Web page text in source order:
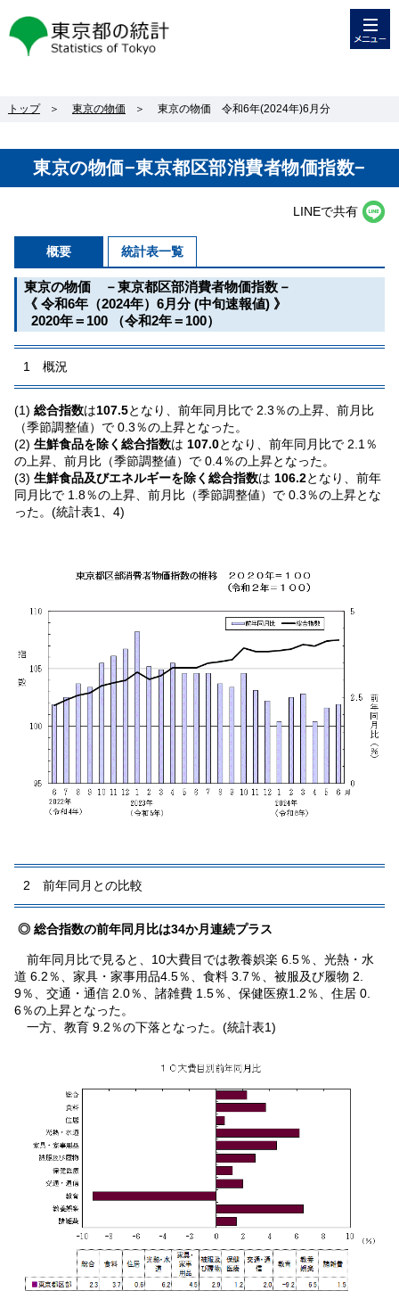
東京都の統計
トップ ＞ 東京の物価 ＞ 東京の物価 令和6年(2024年)6月分
東京の物価−東京都区部消費者物価指数−
LINEで共有
概要 統計表一覧
東京の物価 －東京都区部消費者物価指数－
《 令和6年（2024年）6月分 (中旬速報値) 》
2020年＝100 （令和2年＝100）
1 概況
(1) 総合指数は107.5となり、前年同月比で 2.3％の上昇、前月比
（季節調整値）で 0.3％の上昇となった。
(2) 生鮮食品を除く総合指数は 107.0となり、前年同月比で 2.1％
の上昇、前月比（季節調整値）で 0.4％の上昇となった。
(3) 生鮮食品及びエネルギーを除く総合指数は 106.2となり、前年
同月比で 1.8％の上昇、前月比（季節調整値）で 0.3％の上昇とな
った。(統計表1、4)
2 前年同月との比較
◎ 総合指数の前年同月比は34か月連続プラス
前年同月比で見ると、10大費目では教養娯楽 6.5％、光熱・水
道 6.2％、家具・家事用品4.5％、食料 3.7％、被服及び履物 2.
9％、交通・通信 2.0％、諸雑費 1.5％、保健医療1.2％、住居 0.
6％の上昇となった。
一方、教育 9.2％の下落となった。(統計表1)